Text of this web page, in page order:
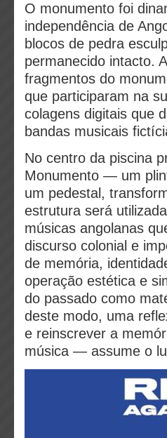
O monumento foi
independência de
blocos de pedra
permanecido intacto.
fragmentos do
que participaram na
colagens digitais que
bandas musicais
No centro da piscina
Monumento — um
um pedestal,
estrutura será
músicas angolanas
discurso colonial e
de memória,
operação estética e
do passado como
deste modo, uma
e reinscrever a
música — assume o